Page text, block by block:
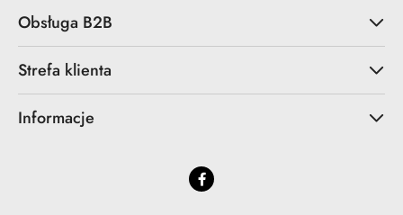
Obsługa B2B
Strefa klienta
Informacje